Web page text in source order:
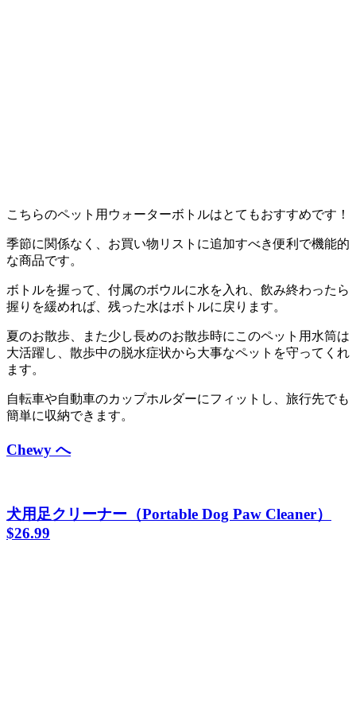
こちらのペット用ウォーターボトルはとてもおすすめです！
季節に関係なく、お買い物リストに追加すべき便利で機能的
な商品です。
ボトルを握って、付属のボウルに水を入れ、飲み終わったら
握りを緩めれば、残った水はボトルに戻ります。
夏のお散歩、また少し長めのお散歩時にこのペット用水筒は
大活躍し、散歩中の脱水症状から大事なペットを守ってくれ
ます。
自転車や自動車のカップホルダーにフィットし、旅行先でも
簡単に収納できます。
Chewy へ
犬用足クリーナー（Portable Dog Paw Cleaner）
$26.99